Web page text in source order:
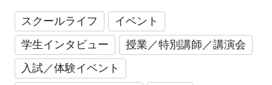
スクールライフ
イベント
学生インタビュー
授業／特別講師／講演会
入試／体験イベント